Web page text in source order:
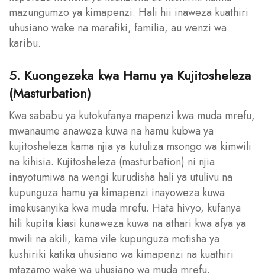
mazungumzo ya kimapenzi. Hali hii inaweza kuathiri
uhusiano wake na marafiki, familia, au wenzi wa
karibu.
5. Kuongezeka kwa Hamu ya Kujitosheleza
(Masturbation)
Kwa sababu ya kutokufanya mapenzi kwa muda mrefu,
mwanaume anaweza kuwa na hamu kubwa ya
kujitosheleza kama njia ya kutuliza msongo wa kimwili
na kihisia. Kujitosheleza (masturbation) ni njia
inayotumiwa na wengi kurudisha hali ya utulivu na
kupunguza hamu ya kimapenzi inayoweza kuwa
imekusanyika kwa muda mrefu. Hata hivyo, kufanya
hili kupita kiasi kunaweza kuwa na athari kwa afya ya
mwili na akili, kama vile kupunguza motisha ya
kushiriki katika uhusiano wa kimapenzi na kuathiri
mtazamo wake wa uhusiano wa muda mrefu.